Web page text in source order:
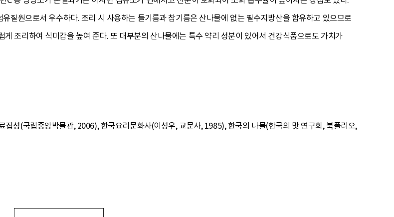
질원으로서 우수하다. 조리 시 사용하는 들기름과 참기름은 산나물에 없는 필수지방산을 함유하고 있으므로
조리하여 식미감을 높여 준다. 또 대부분의 산나물에는 특수 약리 성분이 있어서 건강식품으로도 가치가
성(국립중앙박물관, 2006), 한국요리문화사(이성우, 교문사, 1985), 한국의 나물(한국의 맛 연구회, 북폴리오,